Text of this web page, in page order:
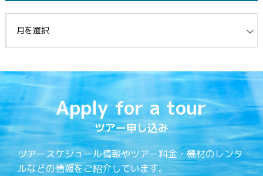
Apply for a tour
ツアー申し込み
ツアースケジュール情報やツアー料金・機材のレンタ
ルなどの情報をご紹介しています。